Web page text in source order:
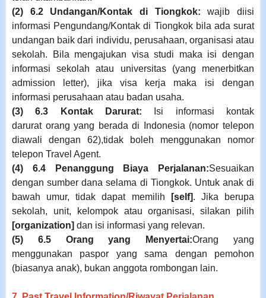
(2) 6.2Undangan/Kontak di Tiongkok: wajib diisi
informasi Pengundang/Kontak di Tiongkokbila ada surat
undangan baik dari individu, perusahaan, organisasi atau
sekolah. Bila mengajukan visa studi maka isi dengan
informasi sekolah atau universitas (yang menerbitkan
admission letter), jika visa kerja maka isi dengan
informasi perusahaan atau badan usaha.
(3) 6.3 Kontak Darurat: Isi informasi kontak
darurat orang yang berada di Indonesia (nomor telepon
diawali dengan 62),tidak boleh menggunakan nomor
telepon Travel Agent.
(4) 6.4 Penanggung Biaya Perjalanan:Sesuaikan
dengan sumber dana selama di Tiongkok. Untuk anak di
bawah umur, tidak dapat memilih
[self]. Jika berupa
sekolah, unit, kelompok atau organisasi, silakan pilih
[organization] dan isi informasi yang relevan.
(5) 6.5 Orang yang Menyertai:Orang yang
menggunakan paspor yang sama dengan pemohon
(biasanya anak), bukan anggota rombongan lain.